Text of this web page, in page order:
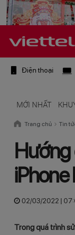
Điện thoại
MỚI NHẤT
Trang chủ Tin
Hướng
iPhone
02/03/2022 |
Trong quá trình